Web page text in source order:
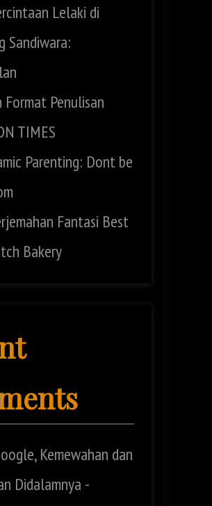
Lelaki di
Sandiwara:
Format Penulisan
TIMES
Parenting: Dont be
Fantasi Best
Bakery
Kemewahan dan
Didalamnya -